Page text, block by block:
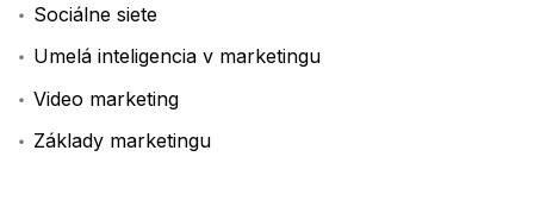
Sociálne siete
Umelá inteligencia v marketingu
Video marketing
Základy marketingu